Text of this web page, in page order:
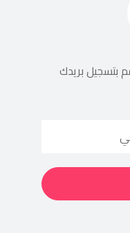
قم بتسجيل بريدك